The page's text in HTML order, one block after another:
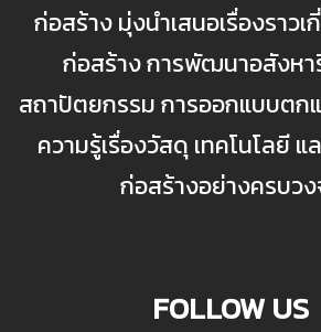
ก่อสร้าง มุ่งนำเสนอเรื่องราว
ก่อสร้าง การพัฒนาอสังห
สถาปัตยกรรม การออกแบบต
ความรู้เรื่องวัสดุ เทคโนโลยี แ
ก่อสร้างอย่างครบว
FOLLOW US